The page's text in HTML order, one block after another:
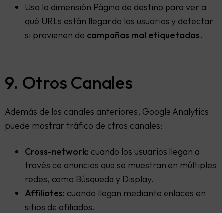
Usa la dimensión Página de destino para ver a
qué URLs están llegando los usuarios y detectar
si provienen de campañas mal etiquetadas.
9. Otros Canales
Además de los canales anteriores, Google Analytics
puede mostrar tráfico de otros canales:
Cross-network: cuando los usuarios llegan a
través de anuncios que se muestran en múltiples
redes, como Búsqueda y Display.
Affiliates: cuando llegan mediante enlaces en
sitios de afiliados.